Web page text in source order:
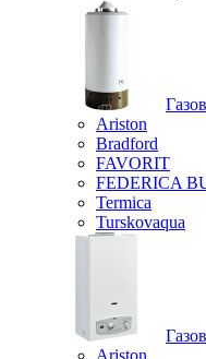
Ariston
Bradford
FAVORIT
FEDERICA
Termica
Turskovaqua
Ariston